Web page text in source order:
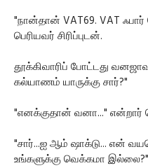
"நான்தான் VAT69. VAT
பெரியவர் சிரிப்புடன்.
தூக்கிவாரிப் போட்டது
கல்யாணம் யாருக்கு சார்?"
"எனக்குதான் வனா..." என்றார்
"சார்...ஐ ஆம் ஷாக்டு... என்
உங்களுக்கு வெக்கமா இல்லை?"